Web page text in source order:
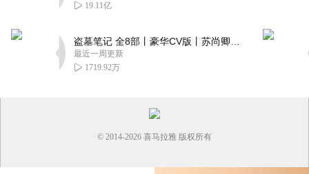
19.11亿
最近一周更新
1719.92万
© 2014-2026 喜马拉雅 版权所有